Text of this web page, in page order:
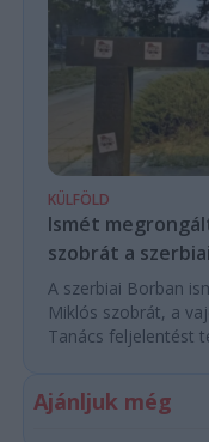
KÜLFÖLD
Ismét
szobrát a
A szerbiai Borban
Miklós szobrát, a
Tanács feljelentést
Ajánljuk még